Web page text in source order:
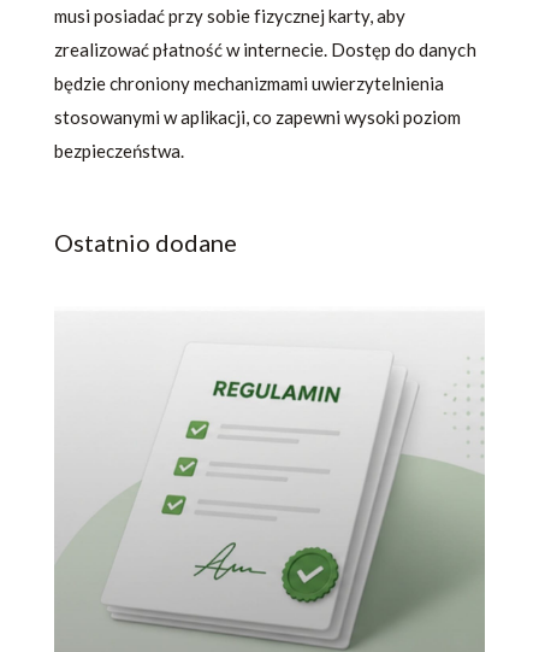
musi posiadać przy sobie fizycznej karty, aby
zrealizować płatność w internecie. Dostęp do danych
będzie chroniony mechanizmami uwierzytelnienia
stosowanymi w aplikacji, co zapewni wysoki poziom
bezpieczeństwa.
Ostatnio dodane